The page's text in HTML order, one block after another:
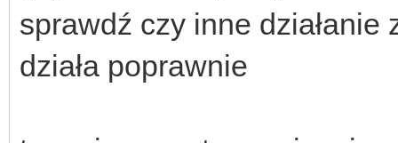
sprawdź czy inne
działa poprawnie